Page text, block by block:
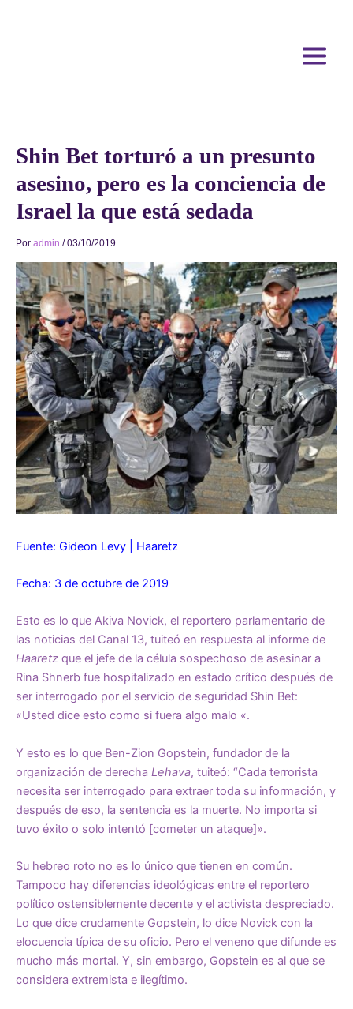
Shin Bet torturó a un presunto
asesino, pero es la conciencia de
Israel la que está sedada
Por admin /03/10/2019
Fuente: Gideon Levy | Haaretz
Fecha: 3 de octubre de 2019
Esto es lo que Akiva Novick, el reportero parlamentario de
las noticias del Canal 13, tuiteó en respuesta al informe de
Haaretz que el jefe de la célula sospechoso de asesinar a
Rina Shnerb fue hospitalizado en estado crítico después de
ser interrogado por el servicio de seguridad Shin Bet:
«Usted dice esto como si fuera algo malo «.
Y esto es lo que Ben-Zion Gopstein, fundador de la
organización de derecha Lehava, tuiteó: “Cada terrorista
necesita ser interrogado para extraer toda su información, y
después de eso, la sentencia es la muerte. No importa si
tuvo éxito o solo intentó [cometer un ataque]».
Su hebreo roto no es lo único que tienen en común.
Tampoco hay diferencias ideológicas entre el reportero
político ostensiblemente decente y el activista despreciado.
Lo que dice crudamente Gopstein, lo dice Novick con la
elocuencia típica de su oficio. Pero el veneno que difunde es
mucho más mortal. Y, sin embargo, Gopstein es al que se
considera extremista e ilegítimo.